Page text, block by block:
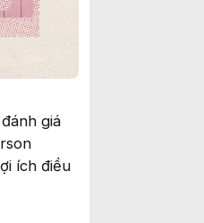
giá
ích điều